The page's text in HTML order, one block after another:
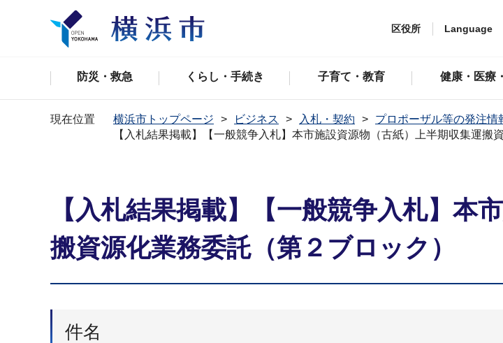
区役所 Language
防災・救急 くらし・手続き 子育て・教育 健康・医療
現在位置 横浜市トップページ ビジネス 入札・契約 プロポーザル等の発注情
【入札結果掲載】【一般競争入札】本市施設資源物（古紙）上半期収集運搬
【入札結果掲載】【一般競争入札】本
搬資源化業務委託（第２ブロック）
件名